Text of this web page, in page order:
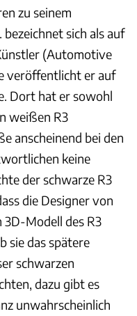
zu seinem
sich als auf
(Automotive
veröffentlicht er auf
Dort hat er sowohl
weißen R3
anscheinend bei den
keine
der schwarze R3
die Designer von
Modell des R3
sie das spätere
schwarzen
dazu gibt es
unwahrscheinlich